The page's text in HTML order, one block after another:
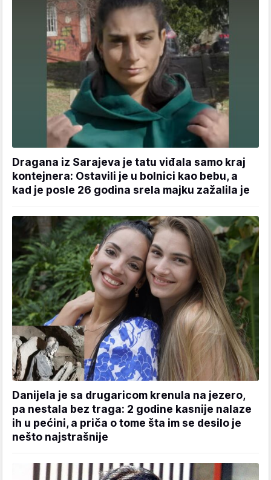
Dragana iz Sarajeva je tatu viđala samo kraj
kontejnera: Ostavili je u bolnici kao bebu, a
kad je posle 26 godina srela majku zažalila je
Danijela je sa drugaricom krenula na jezero,
pa nestala bez traga: 2 godine kasnije nalaze
ih u pećini, a priča o tome šta im se desilo je
nešto najstrašnije